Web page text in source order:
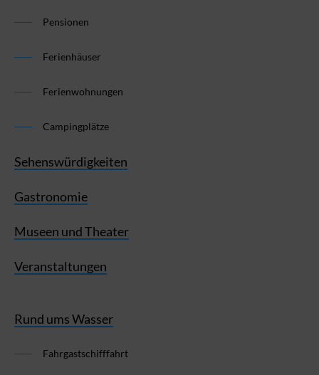
Pensionen
Ferienhäuser
Ferienwohnungen
Campingplätze
Sehenswürdigkeiten
Gastronomie
Museen und Theater
Veranstaltungen
Rund ums Wasser
Fahrgastschifffahrt